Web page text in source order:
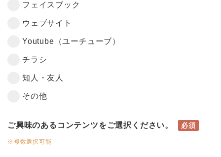
フェイスブック
ウェブサイト
Youtube（ユーチューブ）
チラシ
知人・友人
その他
ご興味のあるコンテンツをご選択ください。 必須
※複数選択可能